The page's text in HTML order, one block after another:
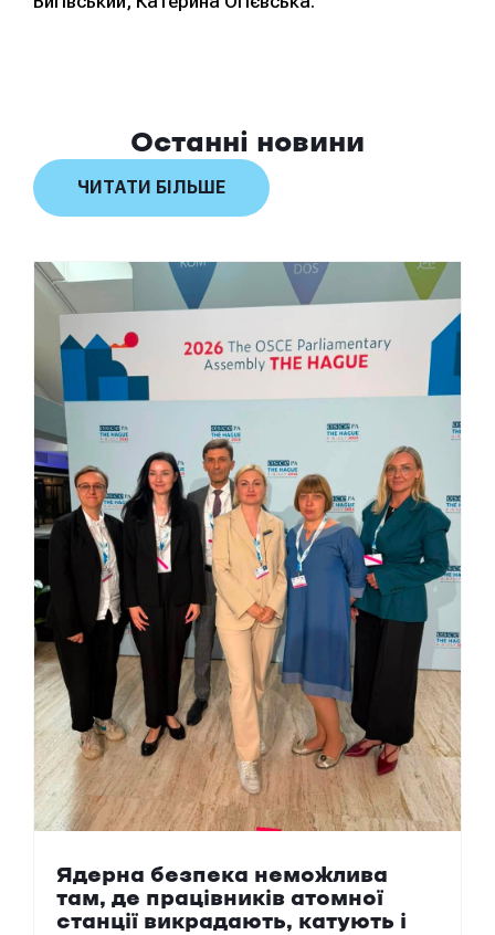
Останні новини
ЧИТАТИ БІЛЬШЕ
Ядерна безпека неможлива
там, де працівників атомної
станції викрадають, катують і